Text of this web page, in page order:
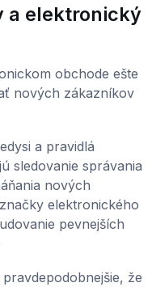
a elektronický
obchode ešte
nových zákazníkov
a pravidlá
sledovanie správania
nových
elektronického
pevnejších
že